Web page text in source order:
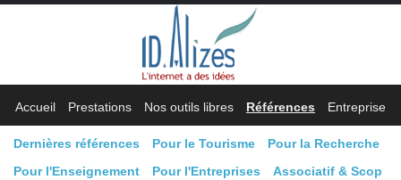
Accueil Prestations Nos outils libres Références Entreprise
Dernières références Pour le Tourisme
Pour la Recherche
Pour l'Enseignement
Pour l'Entreprises
Associatif & Scop